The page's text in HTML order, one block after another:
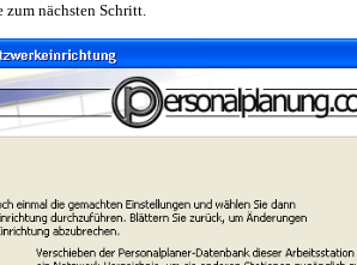
zum nächsten Schritt.